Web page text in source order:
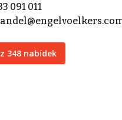
091 011
348 nabídek